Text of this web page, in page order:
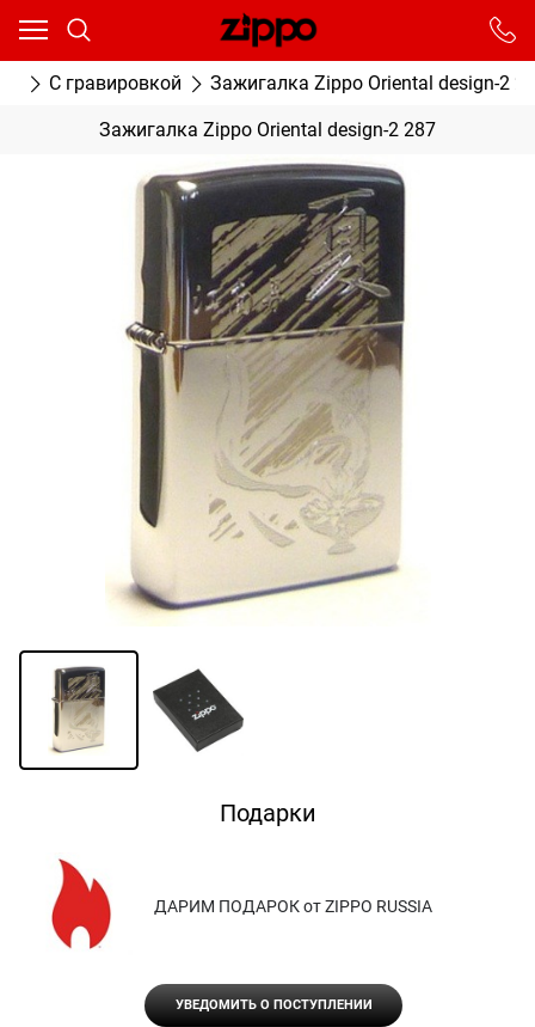
С гравировкой Зажигалка Zippo Oriental design-2
Зажигалка Zippo Oriental design-2 287
Подарки
ДАРИМ ПОДАРОК от ZIPPO RUSSIA
УВЕДОМИТЬ О ПОСТУПЛЕНИИ
Ваш город - Москва,
От выбранного города зависят сроки доставки